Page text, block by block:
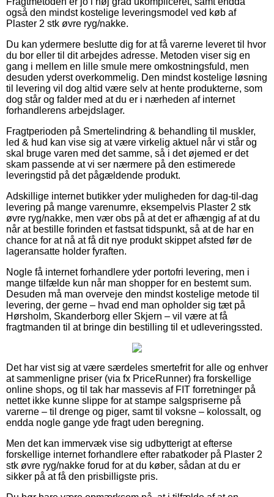
også den mindst kostelige leveringsmodel ved køb af
Plaster 2 stk øvre ryg/nakke.
Du kan ydermere beslutte dig for at få varerne leveret til hvor
du bor eller til dit arbejdes adresse. Metoden viser sig en
gang i mellem en lille smule mere omkostningsfuld, men
desuden yderst overkommelig. Den mindst kostelige løsning
til levering vil dog altid være selv at hente produkterne, som
dog står og falder med at du er i nærheden af internet
forhandlerens arbejdslager.
Fragtperioden på Smertelindring & behandling til muskler,
led & hud kan vise sig at være virkelig aktuel når vi står og
skal bruge varen med det samme, så i det øjemed er det
skam passende at vi ser nærmere på den estimerede
leveringstid på det pågældende produkt.
Adskillige internet butikker yder muligheden for dag-til-dag
levering på mange varenumre, eksempelvis Plaster 2 stk
øvre ryg/nakke, men vær obs på at det er afhængig af at du
når at bestille forinden et fastsat tidspunkt, så at de har en
chance for at nå at få dit nye produkt skippet afsted før de
lageransatte holder fyraften.
Nogle få internet forhandlere yder portofri levering, men i
mange tilfælde kun når man shopper for en bestemt sum.
Desuden må man overveje den mindst kostelige metode til
levering, der gerne – hvad end man opholder sig tæt på
Hørsholm, Skanderborg eller Skjern – vil være at få
fragtmanden til at bringe din bestilling til et udleveringssted.
Det har vist sig at være særdeles smertefrit for alle og enhver
at sammenligne priser (via fx PriceRunner) fra forskellige
online shops, og til tak har massevis af FIT forretninger på
nettet ikke kunne slippe for at stampe salgspriserne på
varerne – til drenge og piger, samt til voksne – kolossalt, og
endda nogle gange yde fragt uden beregning.
Men det kan immervæk vise sig udbytterigt at efterse
forskellige internet forhandlere efter rabatkoder på Plaster 2
stk øvre ryg/nakke forud for at du køber, sådan at du er
sikker på at få den prisbilligste pris.